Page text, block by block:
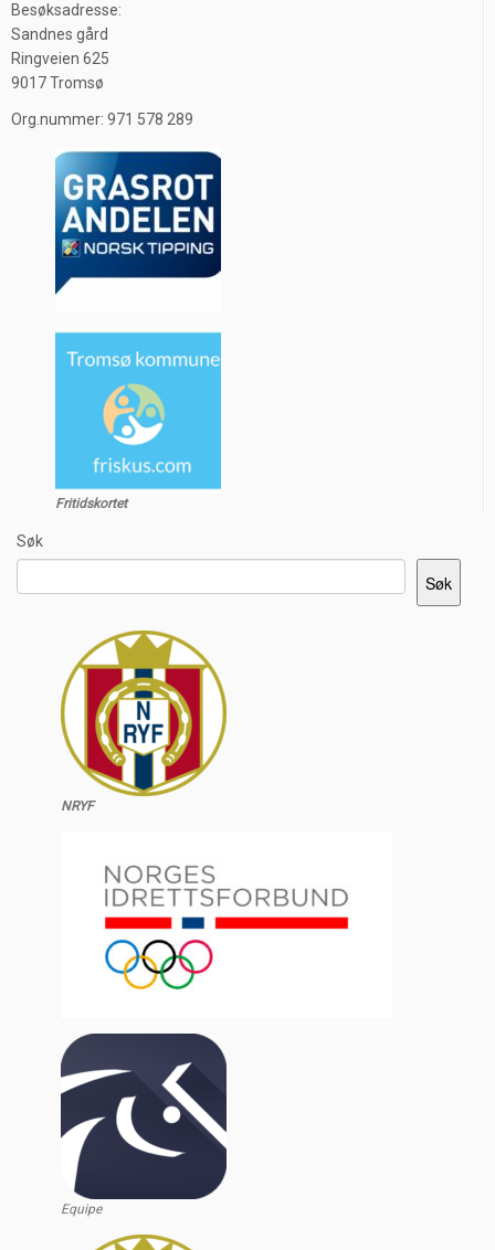
Besøksadresse:
Sandnes gård
Ringveien 625
9017 Tromsø
Org.nummer: 971 578 289
Fritidskortet
Søk
Søk
NRYF
Equipe